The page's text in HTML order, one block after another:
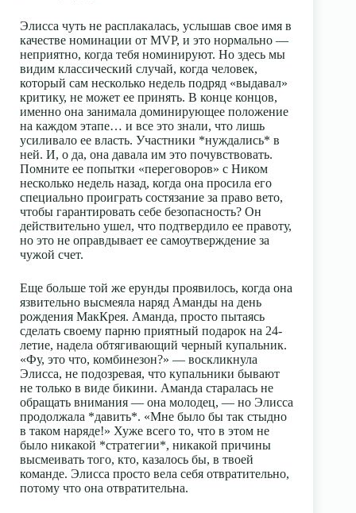
Элисса чуть не расплакалась, услышав свое имя в
качестве номинации от MVP, и это нормально —
неприятно, когда тебя номинируют. Но здесь мы
видим классический случай, когда человек,
который сам несколько недель подряд «выдавал»
критику, не может ее принять. В конце концов,
именно она занимала доминирующее положение
на каждом этапе… и все это знали, что лишь
усиливало ее власть. Участники *нуждались* в
ней. И, о да, она давала им это почувствовать.
Помните ее попытки «переговоров» с Ником
несколько недель назад, когда она просила его
специально проиграть состязание за право вето,
чтобы гарантировать себе безопасность? Он
действительно ушел, что подтвердило ее правоту,
но это не оправдывает ее самоутверждение за
чужой счет.
Еще больше той же ерунды проявилось, когда она
язвительно высмеяла наряд Аманды на день
рождения МакКрея. Аманда, просто пытаясь
сделать своему парню приятный подарок на 24-
летие, надела обтягивающий черный купальник.
«Фу, это что, комбинезон?» — воскликнула
Элисса, не подозревая, что купальники бывают
не только в виде бикини. Аманда старалась не
обращать внимания — она молодец, — но Элисса
продолжала *давить*. «Мне было бы так стыдно
в таком наряде!» Хуже всего то, что в этом не
было никакой *стратегии*, никакой причины
высмеивать того, кто, казалось бы, в твоей
команде. Элисса просто вела себя отвратительно,
потому что она отвратительна.